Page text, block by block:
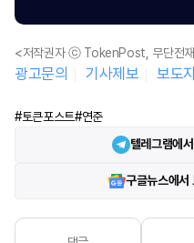
<저작권자 ⓒ TokenPost, 무단전
광고문의 기사제보 보도
#토큰포스트#연준
텔레그램에
구글뉴스에서